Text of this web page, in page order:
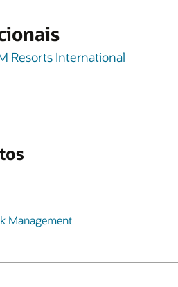
Resorts International
Management